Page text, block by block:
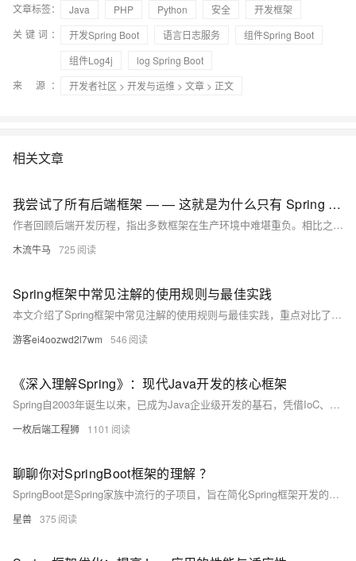
文章标签： Java PHP Python 安全
开发框架
关键词：
开发Spring Boot 语言日志服务
组件Spring Boot
组件Log4j
log Spring Boot
来 源：
开发者社区 > 开发与运维 > 文章 > 正文
相关文章
我尝试了所有后端框架 — — 这就是为什么只有 Spring Boot 幸存下来
作者回顾后端开发历程，指出多数框架在生产环境中难堪重负。相比之下，Spring Boot凭借内置安全、稳定扩展、完善生态和企业级支持，成为构建高可用系统的首选，真正经受住了时间与规模的考验。
木流牛马 725
Spring框架中常见注解的使用规则与最佳实践
本文介绍了Spring框架中常见注解的使用规则与最佳实践，重点对比了URL参数与表单参数的区别，并详细说明了@RequestParam、@PathVariable、@RequestBody等注解的应用场景。同时通过表格和案例分析，帮助开发者正确选择参数绑定方式，避免常见误区，提升代码的可读性与安全性。
游客ei4oozwd2l7wm 546
《深入理解Spring》：现代Java开发的核心框架
Spring自2003年诞生以来，已成为Java企业级开发的基石，凭借IoC、AOP、声明式编程等核心特性，极大简化了开发复杂度。本系列将深入解析Spring框架核心原理及Spring Boot、Cloud、Security等生态组件，助力开发者构建高效、可扩展的应用体系。（238字）
一枚后端工程狮 1101
聊聊你对SpringBoot框架的理解 ？
SpringBoot是Spring家族中流行的子项目，旨在简化Spring框架开发的繁琐配置。它主要提供三大功能：starter起步依赖简化依赖管理，自动配置根据条件创建Bean，以及内嵌Web服务器支持Jar包运行，极大提升了开发效率。
星兽 375